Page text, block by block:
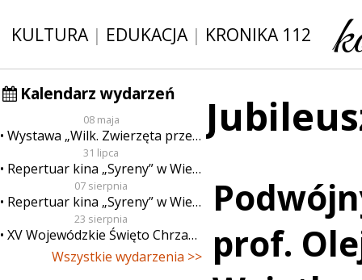
KULTURA| EDUKACJA| KRONIKA 112
Kalendarz wydarzeń
08 maja
Wystawa „Wilk. Zwierzęta przeklęte”
31 lipca
Repertuar kina „Syreny” w Wieluniu w dn. od 31 lipca do 6 sierpnia
07 sierpnia
Repertuar kina „Syreny” w Wieluniu w dn. od 7 do 13 sierpnia
23 sierpnia
XV Wojewódzkie Święto Chrzanu
Wszystkie wydarzenia >>
prof.